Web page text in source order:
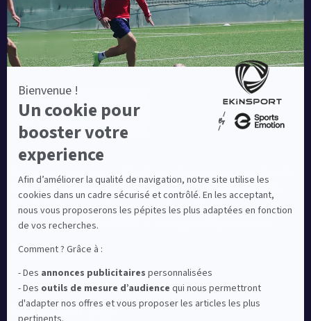
Equipementier sportif leader en France depuis plus de
10 ans, Ekinsport a été distingué par la rédaction de
Capital dans son classement des « Meilleurs sites de
commerce en ligne 2024 », catégorie Sportswear.
En savoir plus
© EKINSPORT 2026